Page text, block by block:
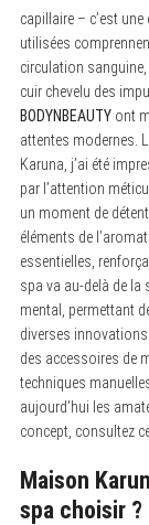
capillaire – c’est
utilisées
circulation
cuir chevelu des
BODYNBEAUTYont
attentes modernes.
Karuna, j’ai été
par l’attention
un moment de
éléments de
essentielles,
spa va au-delà de la
mental, permettant
diverses
des accessoires de
techniques
aujourd’hui les
concept, consultez
Maison
spa choisir ?